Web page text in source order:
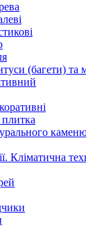
(багети) та
Кліматична